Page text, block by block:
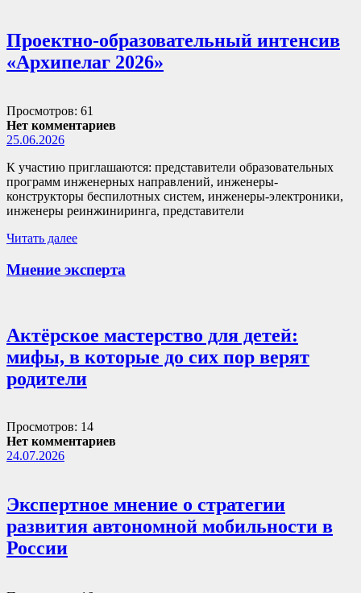
Проектно-образовательный интенсив
«Архипелаг 2026»
Просмотров: 61
Нет комментариев
25.06.2026
К участию приглашаются: представители образовательных
программ инженерных направлений, инженеры-
конструкторы беспилотных систем, инженеры-электроники,
инженеры реинжиниринга, представители
Читать далее
Мнение эксперта
Актёрское мастерство для детей:
мифы, в которые до сих пор верят
родители
Просмотров: 14
Нет комментариев
24.07.2026
Экспертное мнение о стратегии
развития автономной мобильности в
России